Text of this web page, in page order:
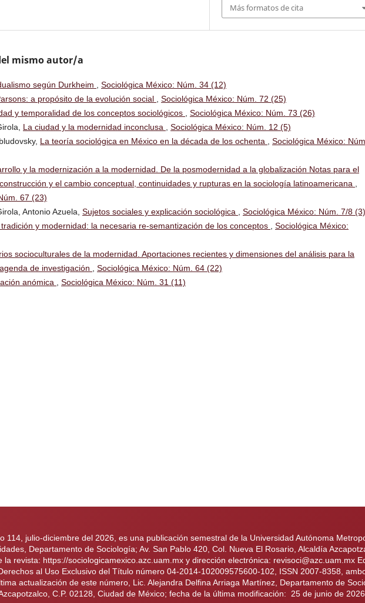
Más formatos de cita
mismo autor/a
según Durkheim
Sociológica México: Núm. 34 (12)
a propósito de la evolución social
Sociológica México: Núm. 72 (25)
y temporalidad de los conceptos sociológicos
Sociológica México: Núm. 73 (26)
La ciudad y la modernidad inconclusa
Sociológica México: Núm. 12 (5)
La teoría sociológica en México en la década de los ochenta
Sociológica México: Núm.
y la modernización a la modernidad. De la posmodernidad a la globalización Notas para el
y el cambio conceptual, continuidades y rupturas en la sociología latinoamericana
67 (23)
Antonio Azuela, Sujetos sociales y explicación sociológica
Sociológica México: Núm. 7/8 (3)
y modernidad: la necesaria re-semantización de los conceptos
Sociológica México:
socioculturales de la modernidad. Aportaciones recientes y dimensiones del análisis para la
de investigación
Sociológica México: Núm. 64 (22)
anómica Sociológica México: Núm. 31 (11)
114, julio-diciembre del 2026, es una publicación semestral de la Universidad Autónoma
Departamento de Sociología; Av. San Pablo 420, Col. Nueva El Rosario, Alcaldía
la revista: https://sociologicamexico.azc.uam.mx y dirección electrónica: revisoci@azc.uam.mx
al Uso Exclusivo del Título número 04-2014-102009575600-102, ISSN 2007-8358,
actualización de este número, Lic. Alejandra Delfina Arriaga Martínez, Departamento de
C.P. 02128, Ciudad de México; fecha de la última modificación: 25 de junio de